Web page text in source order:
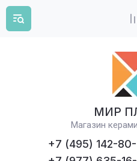
МИР
Магазин
+7 (495) 142-